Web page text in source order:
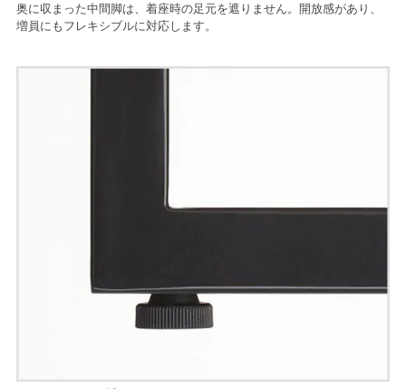
奥に収まった中間脚は、着座時の足元を遮りません。開放感があり、
増員にもフレキシブルに対応します。